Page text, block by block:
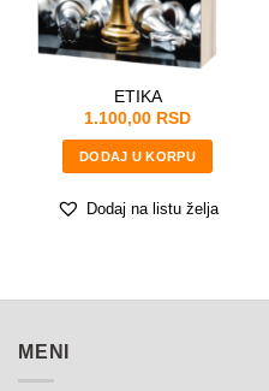
ETIKA
1.100,00 RSD
DODAJ U KORPU
Dodaj na listu želja
MENI